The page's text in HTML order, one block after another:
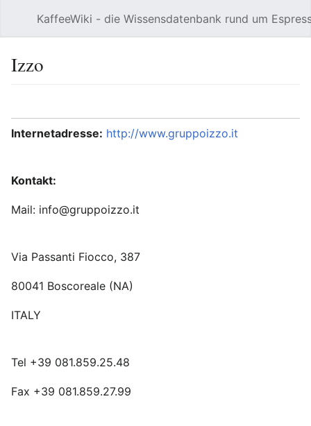
KaffeeWiki - die Wissensdatenbank rund um
Izzo
Internetadresse: http://www.gruppoizzo.it
Kontakt:
Mail: info@gruppoizzo.it
Via Passanti Fiocco, 387
80041 Boscoreale (NA)
ITALY
Tel +39 081.859.25.48
Fax +39 081.859.27.99